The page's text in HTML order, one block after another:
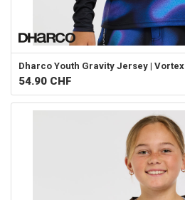
Dharco Youth Gravity Jersey | Vortex
54.90 CHF